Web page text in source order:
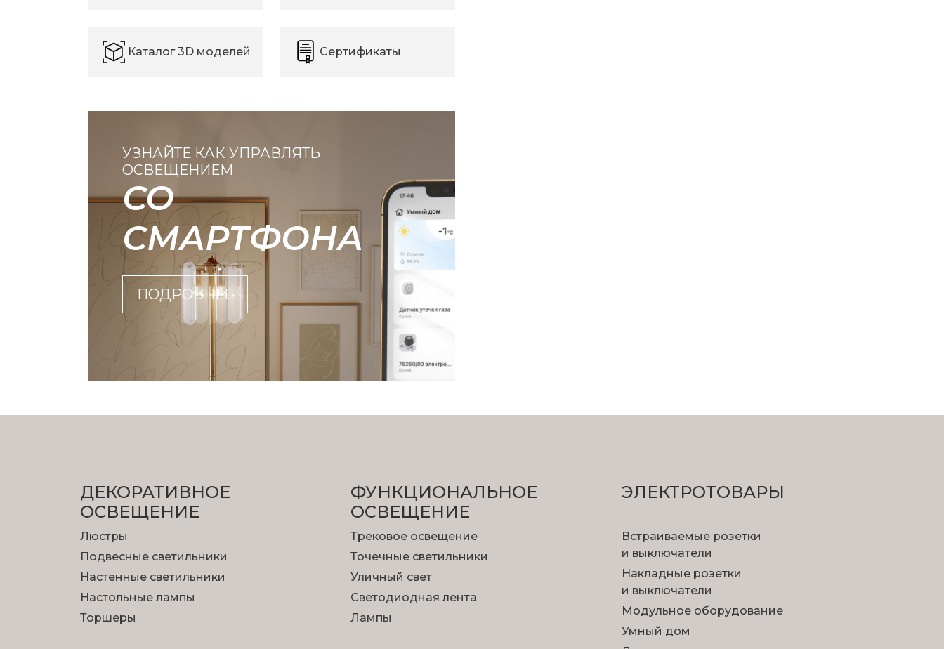
Каталог 3D моделей Сертификаты
УЗНАЙТЕ КАК УПРАВЛЯТЬ
ОСВЕЩЕНИЕМ
СО
СМАРТФОНА
ПОДРОБНЕЕ
ДЕКОРАТИВНОЕ
ОСВЕЩЕНИЕ
Люстры
Подвесные светильники
Настенные светильники
Настольные лампы
Торшеры
ФУНКЦИОНА­ЛЬНОЕ
ОСВЕЩЕНИЕ
Трековое освещение
Точечные светильники
Уличный свет
Светодиодная лента
Лампы
ЭЛЕКТРОТОВАРЫ
Встраиваемые розетки
и выключатели
Накладные розетки
и выключатели
Модульное оборудование
Умный дом